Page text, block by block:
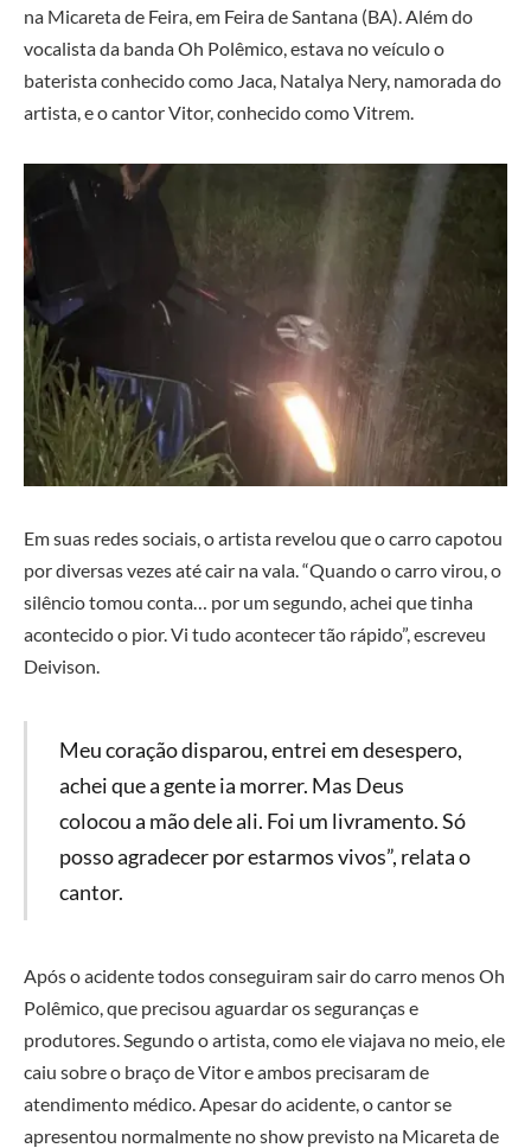
na Micareta de Feira, em Feira de Santana (BA). Além do
vocalista da banda Oh Polêmico, estava no veículo o
baterista conhecido como Jaca, Natalya Nery, namorada do
artista, e o cantor Vitor, conhecido como Vitrem.
Em suas redes sociais, o artista revelou que o carro capotou
por diversas vezes até cair na vala. “Quando o carro virou, o
silêncio tomou conta… por um segundo, achei que tinha
acontecido o pior. Vi tudo acontecer tão rápido”, escreveu
Deivison.
Meu coração disparou, entrei em desespero,
achei que a gente ia morrer. Mas Deus
colocou a mão dele ali. Foi um livramento. Só
posso agradecer por estarmos vivos”, relata o
cantor.
Após o acidente todos conseguiram sair do carro menos Oh
Polêmico, que precisou aguardar os seguranças e
produtores. Segundo o artista, como ele viajava no meio, ele
caiu sobre o braço de Vitor e ambos precisaram de
atendimento médico. Apesar do acidente, o cantor se
apresentou normalmente no show previsto na Micareta de